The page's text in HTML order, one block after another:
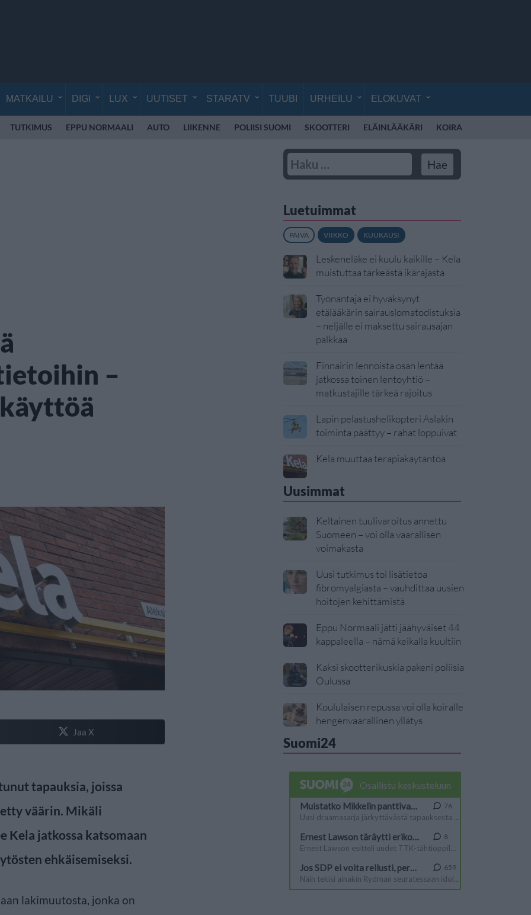
MATKAILU DIGI LUX UUTISET STARATV TUUBI URHEILU ELOKUVAT
TUTKIMUS EPPU NORMAALI AUTO LIIKENNE POLIISI SUOMI SKOOTTERI ELÄINLÄÄKÄRI KOIRA
–
Jaa X
tapauksia, joissa
väärin. Mikäli
Kela jatkossa katsomaan
ehkäisemiseksi.
lakimuutosta, jonka on
Luetuimmat
PÄIVÄ VIIKKO KUUKAUSI
Leskeneläke ei kuulu kaikille – Kela
muistuttaa tärkeästä ikärajasta
Työnantaja ei hyväksynyt
etälääkärin sairauslomatodistuksia
– neljälle ei maksettu sairausajan
palkkaa
Finnairin lennoista osan lentää
jatkossa toinen lentoyhtiö –
matkustajille tärkeä rajoitus
Lapin pelastushelikopteri Aslakin
toiminta päättyy – rahat loppuivat
Kela muuttaa terapiakäytäntöä
Uusimmat
Keltainen tuulivaroitus annettu
Suomeen – voi olla vaarallisen
voimakasta
Uusi tutkimus toi lisätietoa
fibromyalgiasta – vauhdittaa uusien
hoitojen kehittämistä
Eppu Normaali jätti jäähyväiset 44
kappaleella – nämä keikalla kuultiin
Kaksi skootterikuskia pakeni poliisia
Oulussa
Koululaisen repussa voi olla koiralle
hengenvaarallinen yllätys
Suomi24